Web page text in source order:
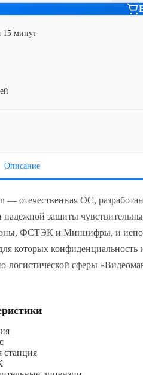
15 минут
Описание
— отечественная ОС,
надежной защиты
ФСТЭК и Минцифры, и
которых
логистической сферы
станция